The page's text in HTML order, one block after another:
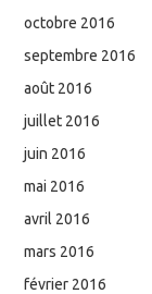
octobre 2016
septembre 2016
août 2016
juillet 2016
juin 2016
mai 2016
avril 2016
mars 2016
février 2016